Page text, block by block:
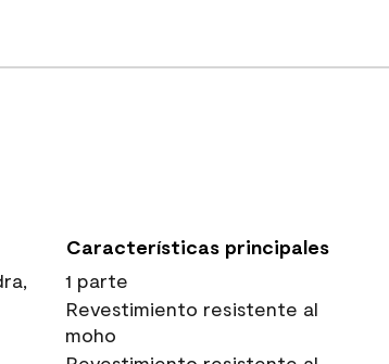
Características principales
1 parte
Revestimiento resistente al
moho